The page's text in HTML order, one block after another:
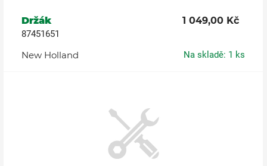
Držák 1 049,00 Kč
87451651
New Holland Na skladě: 1 ks